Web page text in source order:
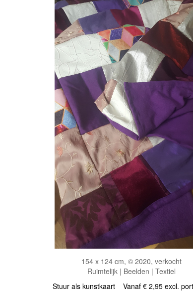
154 x 124 cm, © 2020, verkocht
Ruimtelijk | Beelden | Textiel
Stuur als kunstkaart Vanaf € 2,95 excl.